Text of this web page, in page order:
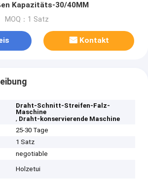
Kapazitäts-30/40MM
MOQ：1 Satz
Kontakt
Draht-Schnitt-Streifen-Falz-
Maschine
, Draht-konservierende Maschine
25-30 Tage
1 Satz
negotiable
Holzetui